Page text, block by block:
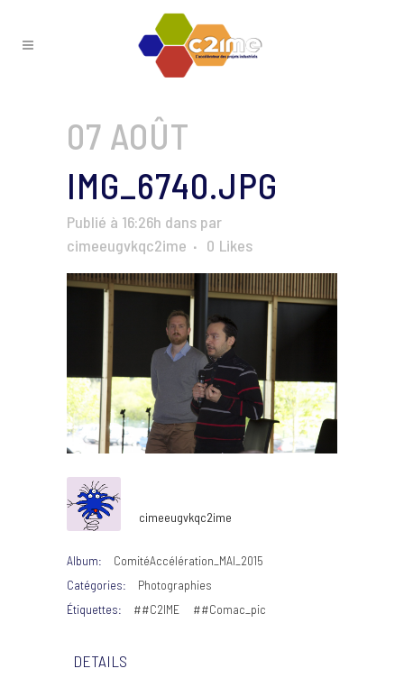
07 AOÛT
IMG_6740.JPG
Publié à 16:26h dans par
cimeeugvkqc2ime
0 Likes
cimeeugvkqc2ime
Album:
ComitéAccélération_MAI_2015
Catégories:
Photographies
Étiquettes:
##C2IME ##Comac_pic
DETAILS